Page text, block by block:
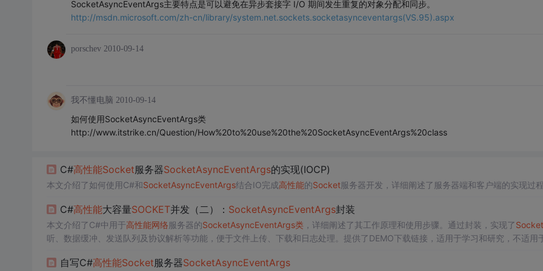
SocketAsyncEventArgs主要特点是可以避免在异步套接字 I/O 期间发生重复的对象分配和同步。
http://msdn.microsoft.com/zh-cn/library/system.net.sockets.socketasynceventargs(VS.95).aspx
porschev 2010-09-14
我不懂电脑 2010-09-14
如何使用SocketAsyncEventArgs类
http://www.itstrike.cn/Question/How%20to%20use%20the%20SocketAsyncEventArgs%20class
C#高性能Socket服务器SocketAsyncEventArgs的实现(IOCP)
本文介绍了如何使用C#和SocketAsyncEventArgs结合IO完成高性能的Socket服务器开发，详细阐述了服务器端和客户端的实现过程
C#高性能大容量SOCKET并发（二）： SocketAsyncEventArgs封装
本文介绍了C#中用于高性能网络服务器的SocketAsyncEventArgs类 ，详细阐述了其工作原理和使用步骤。通过封装，实现了Socket
听、数据缓冲、发送队列及协议解析等功能，便于文件上传、下载和日志处理。提供了DEMO下载链接，适用于学习和研究，不适用
自写C#高性能Socket服务器SocketAsyncEventArgs